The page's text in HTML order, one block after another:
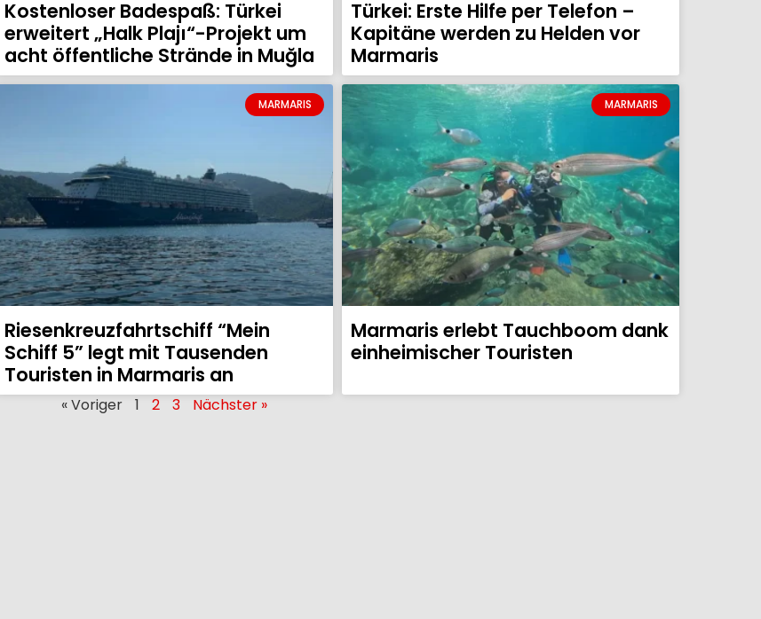
Kostenloser Badespaß: Türkei
erweitert „Halk Plajı“-Projekt um
acht öffentliche Strände in Muğla
Türkei: Erste Hilfe per Telefon –
Kapitäne werden zu Helden vor
Marmaris
MARMARIS
Riesenkreuzfahrtschiff “Mein
Schiff 5” legt mit Tausenden
Touristen in Marmaris an
MARMARIS
Marmaris erlebt Tauchboom dank
einheimischer Touristen
« Voriger 1 2 3 Nächster »